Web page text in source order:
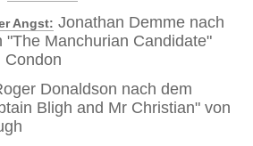
Angst: Jonathan Demme nach
"The Manchurian Candidate"
Condon
Donaldson nach dem
Bligh and Mr Christian" von